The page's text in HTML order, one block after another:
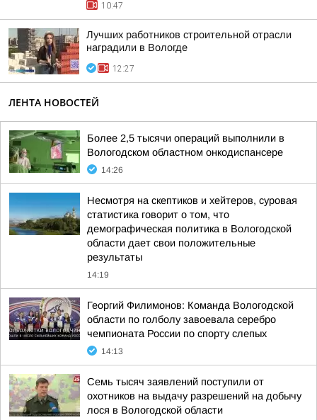
10:47
Лучших работников строительной отрасли
наградили в Вологде
12:27
ЛЕНТА НОВОСТЕЙ
Более 2,5 тысячи операций выполнили в
Вологодском областном онкодиспансере
14:26
Несмотря на скептиков и хейтеров, суровая
статистика говорит о том, что
демографическая политика в Вологодской
области дает свои положительные
результаты
14:19
Георгий Филимонов: Команда Вологодской
области по голболу завоевала серебро
чемпионата России по спорту слепых
14:13
Семь тысяч заявлений поступили от
охотников на выдачу разрешений на добычу
лося в Вологодской области